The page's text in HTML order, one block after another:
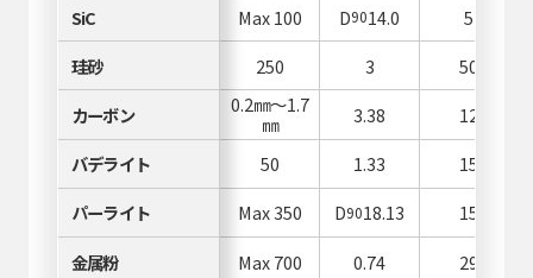
SiC
Max 100 D9014.0
5
珪砂
250 3
50
カーボン
0.2㎜～1.7
㎜
3.38
12
バデライト
50 1.33
15
パーライト
Max 350 D9018.13
15
金属粉
Max 700 0.74
29